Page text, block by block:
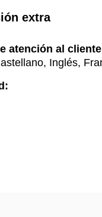
extra
atención al
Inglés,